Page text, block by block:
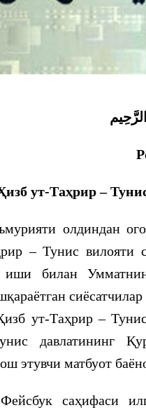
ут-Таҳрир –
олдиндан
– Тунис вилояти
билан
ут-Таҳрир –
давлатининг
этувчи матбуот
саҳифаси